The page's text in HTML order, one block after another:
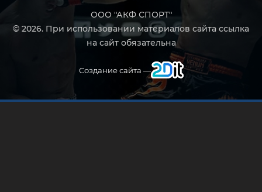
ООО "АКФ СПОРТ"
© 2026. При использовании материалов сайта ссылка
на сайт обязательна
Создание сайта —